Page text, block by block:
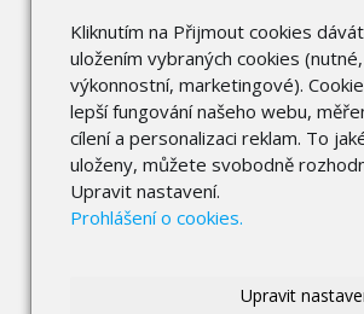
Kliknutím na Přijmout cookies
uložením vybraných cookies
výkonnostní, marketingové).
lepší fungování našeho webu,
cílení a personalizaci reklam. To
uloženy, můžete svobodně
Upravit nastavení.
Prohlášení o cookies.
Upravit